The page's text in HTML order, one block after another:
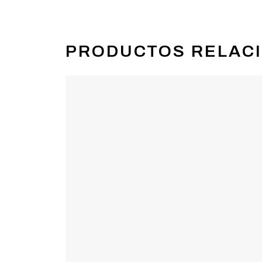
PRODUCTOS